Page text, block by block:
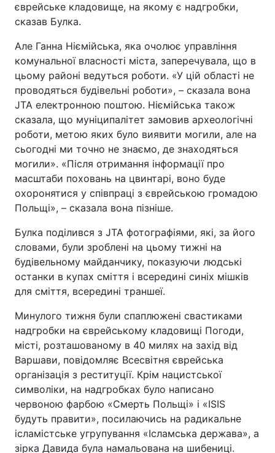
Контакти
Реклама на сайті Фотобанк
Моніторинг Пресцентр
єврейське кладовище, на якому є надгробки,
сказав Булка.
Але Ганна Ніємійська, яка очолює управління
комунальної власності міста, заперечувала, що в
цьому районі ведуться роботи. «У цій області не
проводяться будівельні роботи», – сказала вона
JTA електронною поштою. Ніємійська також
сказала, що муніципалітет замовив археологічні
роботи, метою яких було виявити могили, але на
сьогодні ми точно не знаємо, де знаходяться
могили». «Після отримання інформації про
масштаби поховань на цвинтарі, воно буде
охоронятися у співпраці з єврейською громадою
Польщі», – сказала вона пізніше.
Булка поділився з JTA фотографіями, які, за його
словами, були зроблені на цьому тижні на
будівельному майданчику, показуючи людські
останки в купах сміття і всередині синіх мішків
для сміття, всередині траншеї.
Минулого тижня були спаплюжені свастиками
надгробки на єврейському кладовищі Погоди,
місті, розташованому в 40 милях на захід від
Варшави, повідомляє Всесвітня єврейська
організація з реституції. Крім нацистської
символіки, на надгробках було написано
червоною фарбою «Смерть Польщі» і «ISIS
будуть правити», посилаючись на радикальне
ісламістське угрупування «Ісламська держава», а
зірка Давида була намальована на шибениці.